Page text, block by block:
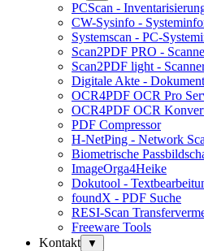
PCScan -
CW-Sysinfo -
Systemscan - PC-
Scan2PDF PRO -
Scan2PDF light -
Digitale Akte -
OCR4PDF OCR Pro
OCR4PDF OCR
PDF Compressor
H-NetPing - Network
Biometrische
ImageOrga4Heike
Dokutool -
foundX - PDF Suche
RESI-Scan
Freeware Tools
Kontakt
▼